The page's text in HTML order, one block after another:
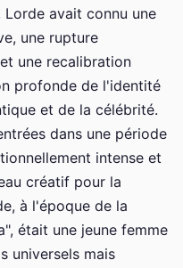
avait connu une
une rupture
une recalibration
profonde de l'identité
et de la célébrité.
dans une période
intense et
créatif pour la
à l'époque de la
était une jeune femme
universels mais